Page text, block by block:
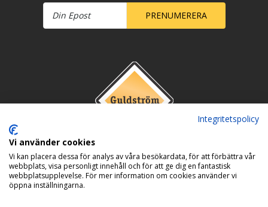
PRENUMERERA
Integritetspolicy
Vi använder cookies
Vi kan placera dessa för analys av våra besökardata, för att förbättra vår
webbplats, visa personligt innehåll och för att ge dig en fantastisk
webbplatsupplevelse. För mer information om cookies använder vi
öppna inställningarna.